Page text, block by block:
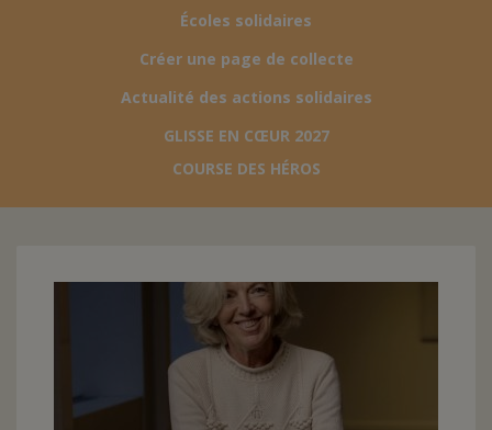
FAIRE UN DON
ESPACE PRESSE
BÉNÉVOLE
UN PETIT PRINCE
Écoles solidaires
Créer une page de collecte
Actualité des actions solidaires
GLISSE EN CŒUR 2027
COURSE DES HÉROS